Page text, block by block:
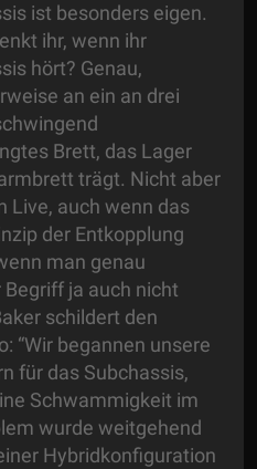
ist besonders eigen.
ihr, wenn ihr
hört? Genau,
an ein an drei
Brett, das Lager
trägt. Nicht aber
Live, auch wenn das
der Entkopplung
man genau
ja auch nicht
schildert den
“Wir begannen unsere
für das Subchassis,
Schwammigkeit im
wurde weitgehend
Hybridkonfiguration